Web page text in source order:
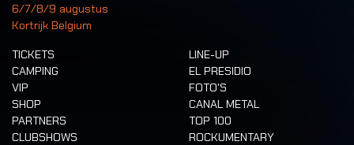
6/7/8/9 augustus
Kortrijk Belgium
TICKETS
CAMPING
VIP
SHOP
PARTNERS
CLUBSHOWS
LINE-UP
EL PRESIDIO
FOTO'S
CANAL METAL
TOP 100
ROCKUMENTARY